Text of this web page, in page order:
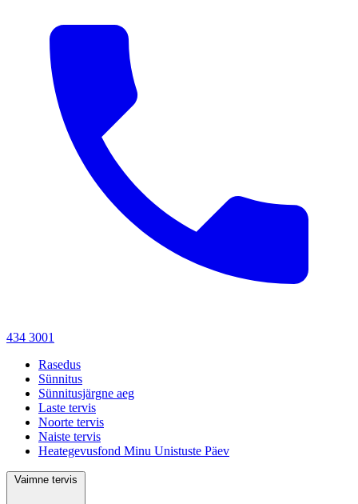
434 3001
Rasedus
Sünnitus
Sünnitusjärgne aeg
Laste tervis
Noorte tervis
Naiste tervis
Heategevusfond Minu Unistuste Päev
Vaimne tervis